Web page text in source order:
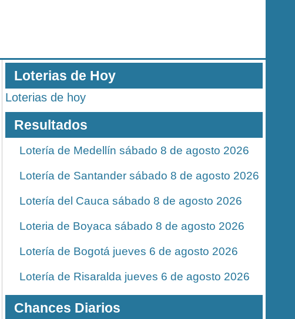
Loterias de Hoy
Loterias de hoy
Resultados
Lotería de Medellín sábado 8 de agosto 2026
Lotería de Santander sábado 8 de agosto 2026
Lotería del Cauca sábado 8 de agosto 2026
Loteria de Boyaca sábado 8 de agosto 2026
Lotería de Bogotá jueves 6 de agosto 2026
Lotería de Risaralda jueves 6 de agosto 2026
Chances Diarios